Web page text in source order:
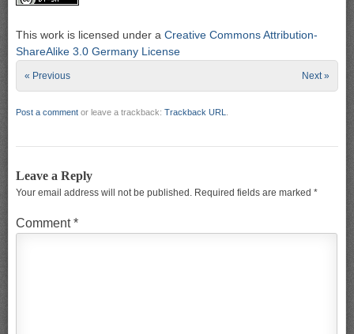
This work is licensed under a Creative Commons Attribution-
ShareAlike 3.0 Germany License
« Previous Next »
Post a comment or leave a trackback: Trackback URL
Leave a Reply
Your email address will not be published. Required fields are marked *
Comment*